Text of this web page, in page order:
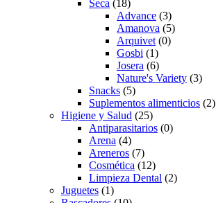
Seca (18)
Advance (3)
Amanova (5)
Arquivet (0)
Gosbi (1)
Josera (6)
Nature's Variety (3)
Snacks (5)
Suplementos alimenticios (2)
Higiene y Salud (25)
Antiparasitarios (0)
Arena (4)
Areneros (7)
Cosmética (12)
Limpieza Dental (2)
Juguetes (1)